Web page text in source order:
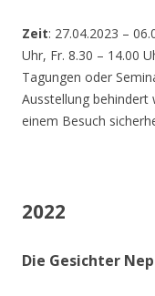
Zeit: 27.04.2023 –
Uhr, Fr. 8.30 – 14.00
Tagungen oder
Ausstellung
einem Besuch
2022
Die Gesichter